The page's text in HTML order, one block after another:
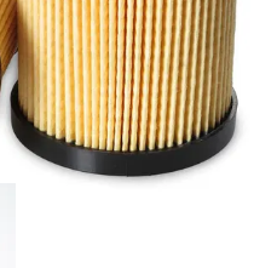
3079
00811782
R18C10CB
WGH9517
3E30510